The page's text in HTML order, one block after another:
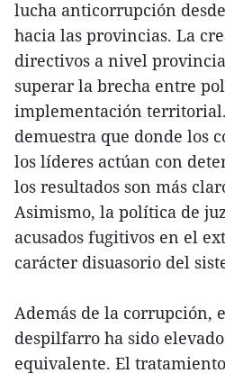
lucha anticorrupción
hacia las provincias. La
directivos a nivel
superar la brecha entre
implementación
demuestra que donde los
los líderes actúan con
los resultados son más
Asimismo, la política de
acusados fugitivos en el
carácter disuasorio del
Además de la corrupción,
despilfarro ha sido
equivalente. El